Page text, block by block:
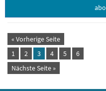
« Vorherige Seite
1
2 3 4 5
6
Nächste Seite »